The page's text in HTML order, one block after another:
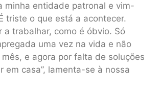
minha entidade patronal e vim-
triste o que está a acontecer.
a trabalhar, como é óbvio. Só
uma vez na vida e não
e agora por falta de soluções
em casa”, lamenta-se à nossa